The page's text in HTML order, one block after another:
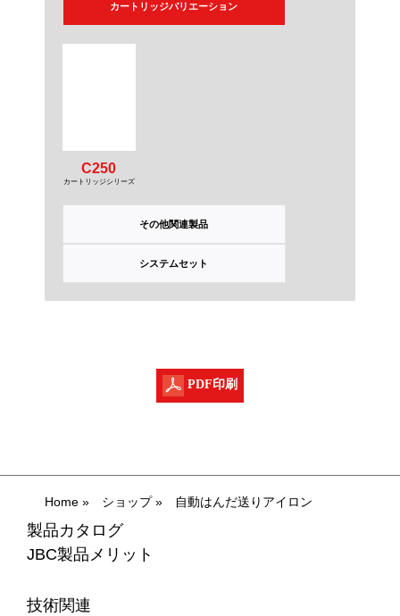
カートリッジバリエーション
C250
カートリッジシリーズ
その他関連製品
システムセット
PDF印刷
Home» ショップ» 自動はんだ送りアイロン
製品カタログ
JBC製品メリット
技術関連